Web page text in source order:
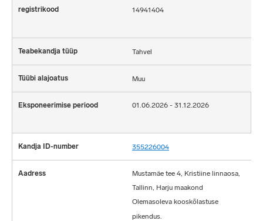
14941404
Tahvel
Muu
01.06.2026 - 31.12.2026
355226004
Mustamäe tee 4, Kristiine linnaosa,
Tallinn, Harju maakond
Olemasoleva kooskõlastuse
pikendus.